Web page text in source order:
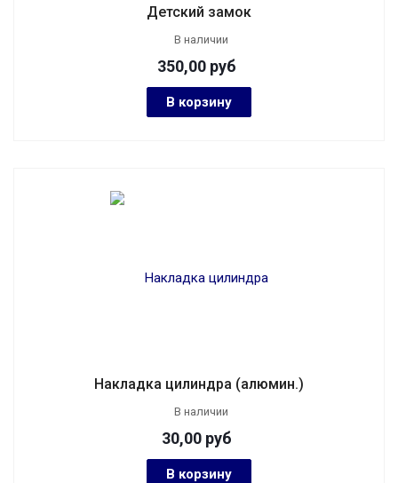
Детский замок
В наличии
350,00 руб
В корзину
Накладка цилиндра (алюмин.)
В наличии
30,00 руб
В корзину